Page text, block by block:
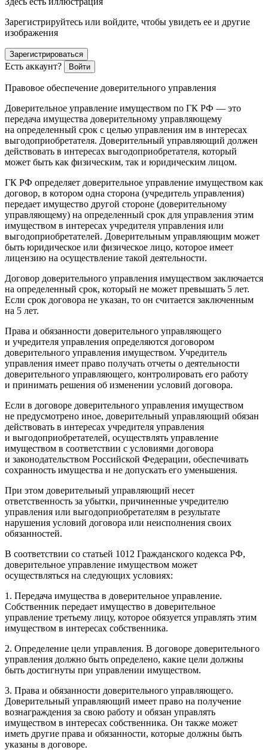
Зарегистрируйтесь или войдите, чтобы увидеть ее и другие
изображения
Зарегистрироваться
Есть аккаунт? Войти
Правовое обеспечение доверительного управления
Доверительное управление имуществом по ГК РФ — это
передача имущества доверительному управляющему
на определенный срок с целью управления им в интересах
выгодоприобретателя. Доверительный управляющий должен
действовать в интересах выгодоприобретателя, который
может быть как физическим, так и юридическим лицом.
ГК РФ определяет доверительное управление имуществом как
договор, в котором одна сторона (учредитель управления)
передает имущество другой стороне (доверительному
управляющему) на определенный срок для управления этим
имуществом в интересах учредителя управления или
выгодоприобретателей. Доверительным управляющим может
быть юридическое или физическое лицо, которое имеет
лицензию на осуществление такой деятельности.
Договор доверительного управления имуществом заключается
на определенный срок, который не может превышать 5 лет.
Если срок договора не указан, то он считается заключенным
на 5 лет.
Права и обязанности доверительного управляющего
и учредителя управления определяются договором
доверительного управления имуществом. Учредитель
управления имеет право получать отчеты о деятельности
доверительного управляющего, контролировать его работу
и принимать решения об изменении условий договора.
Если в договоре доверительного управления имуществом
не предусмотрено иное, доверительный управляющий обязан
действовать в интересах учредителя управления
и выгодоприобретателей, осуществлять управление
имуществом в соответствии с условиями договора
и законодательством Российской Федерации, обеспечивать
сохранность имущества и не допускать его уменьшения.
При этом доверительный управляющий несет
ответственность за убытки, причиненные учредителю
управления или выгодоприобретателям в результате
нарушения условий договора или неисполнения своих
обязанностей.
В соответствии со статьей 1012 Гражданского кодекса РФ,
доверительное управление имуществом может
осуществляться на следующих условиях:
1. Передача имущества в доверительное управление.
Собственник передает имущество в доверительное
управление третьему лицу, которое обязуется управлять этим
имуществом в интересах собственника.
2. Определение цели управления. В договоре доверительного
управления должно быть определено, какие цели должны
быть достигнуты при управлении имуществом.
3. Права и обязанности доверительного управляющего.
Доверительный управляющий имеет право на получение
вознаграждения за свою работу и обязан управлять
имуществом в интересах собственника. Он также может
иметь другие права и обязанности, которые должны быть
указаны в договоре.